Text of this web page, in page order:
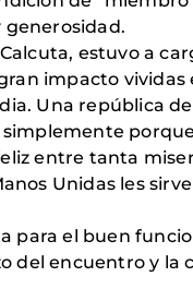
generosidad.
estuvo a
impacto vividas
Una república
entre tanta
Unidas les
para el buen
del encuentro y la